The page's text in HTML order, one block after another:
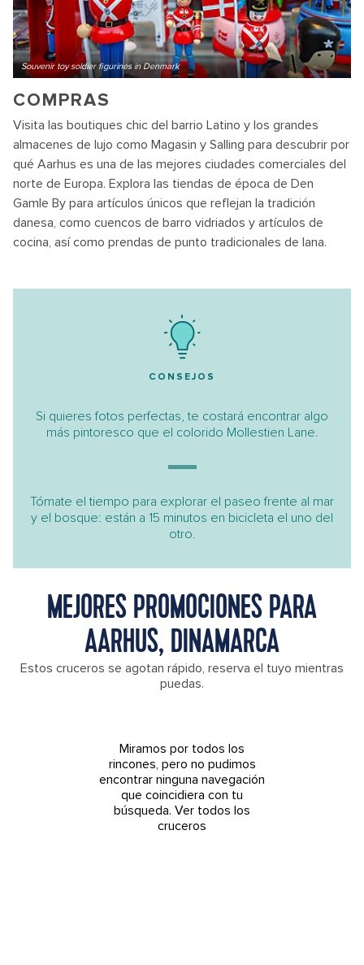
Souvenir toy soldier figurines in Denmark
COMPRAS
Visita las boutiques chic del barrio Latino y los grandes
almacenes de lujo como Magasin y Salling para descubrir por
qué Aarhus es una de las mejores ciudades comerciales del
norte de Europa. Explora las tiendas de época de Den
Gamle By para artículos únicos que reflejan la tradición
danesa, como cuencos de barro vidriados y artículos de
cocina, así como prendas de punto tradicionales de lana.
CONSEJOS
Si quieres fotos perfectas, te costará encontrar algo
más pintoresco que el colorido Mollestien Lane.
Tómate el tiempo para explorar el paseo frente al mar
y el bosque: están a 15 minutos en bicicleta el uno del
otro.
MEJORES PROMOCIONES PARA
AARHUS, DINAMARCA
Estos cruceros se agotan rápido, reserva el tuyo mientras
puedas.
Miramos por todos los
rincones, pero no pudimos
encontrar ninguna navegación
que coincidiera con tu
búsqueda. Ver todos los
cruceros